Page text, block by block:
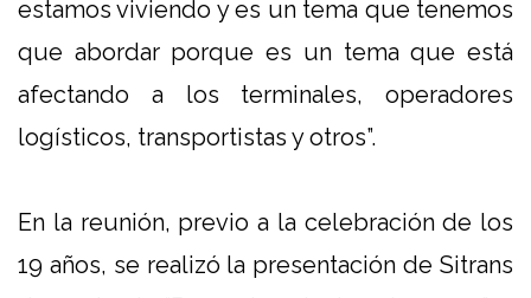
estamos viviendo y es un tema que tenemos
que abordar porque es un tema que está
afectando a los terminales, operadores
logísticos, transportistas y otros”.
En la reunión, previo a la celebración de los
19 años, se realizó la presentación de Sitrans